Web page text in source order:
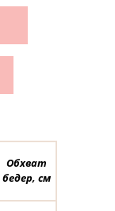
Обхват
бедер, см